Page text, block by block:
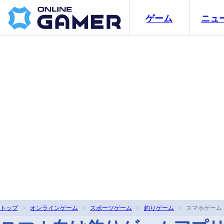
ゲーム ニュ
トップ オンラインゲーム スポーツゲーム 釣りゲーム スマホゲーム